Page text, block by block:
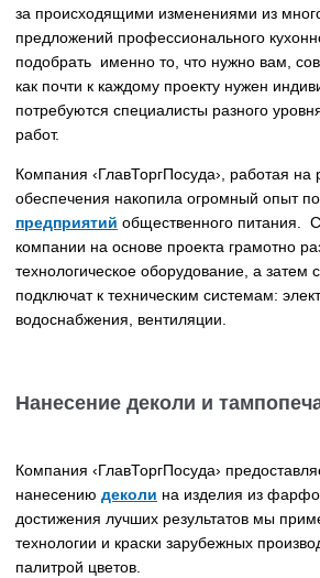
за происходящими изменениями из
предложений профессионального
подобрать именно то, что нужно вам,
как почти к каждому проекту нужен
потребуются специалисты разного
работ.
Компания ‹ГлавТоргПосуда›, работая на
обеспечения накопила огромный опыт по
предприятий общественного питания.
компании на основе проекта грамотно
технологическое оборудование, а затем
подключат к техническим системам:
водоснабжения, вентиляции.
Нанесение деколи и
Компания ‹ГлавТоргПосуда›
нанесению деколи на изделия из
достижения лучших результатов мы
технологии и краски зарубежных
палитрой цветов.